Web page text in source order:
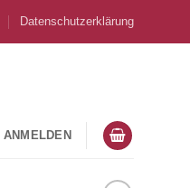
Datenschutzerklärung
ANMELDEN